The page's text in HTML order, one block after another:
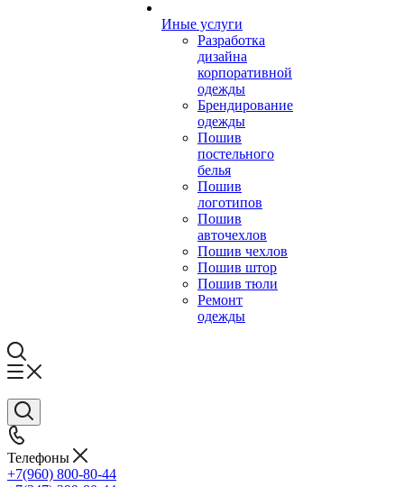
Иные услуги
Разработка
дизайна
корпоративной
одежды
Брендирование
одежды
Пошив
постельного
белья
Пошив
логотипов
Пошив
авточехлов
Пошив чехлов
Пошив штор
Пошив тюли
Ремонт
одежды
Телефоны
+7(960) 800-80-44